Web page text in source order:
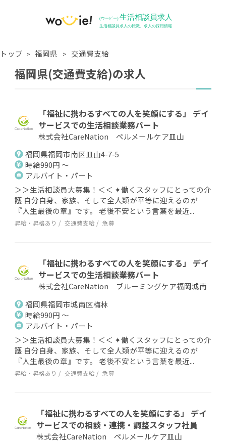
トップ 福岡県 交通費支給
福岡県(交通費支給)の求人
「福祉に携わるすべての人を笑顔にする」 デイ
サービスでの生活相談業務パート
株式会社CareNation ペルメールケア皿山
福岡県福岡市南区皿山4-7-5
時給990円 ～
アルバイト・パート
＞＞生活相談員大募集！＜＜ ✦働くスタッフにとっての介
護 自分自身、家族、そして全人類が平等に迎えるのが
『人生最後の章』です。 老後不安という言葉を最近...
昇給・昇格あり 交通費支給 急募
「福祉に携わるすべての人を笑顔にする」 デイ
サービスでの生活相談業務パート
株式会社CareNation ブルーミングケア福岡城南
福岡県福岡市城南区梅林
時給990円 ～
アルバイト・パート
＞＞生活相談員大募集！＜＜ ✦働くスタッフにとっての介
護 自分自身、家族、そして全人類が平等に迎えるのが
『人生最後の章』です。 老後不安という言葉を最近...
昇給・昇格あり 交通費支給 急募
「福祉に携わるすべての人を笑顔にする」 デイ
サービスでの相談・連携・調整スタッフ社員
株式会社CareNation ペルメールケア皿山